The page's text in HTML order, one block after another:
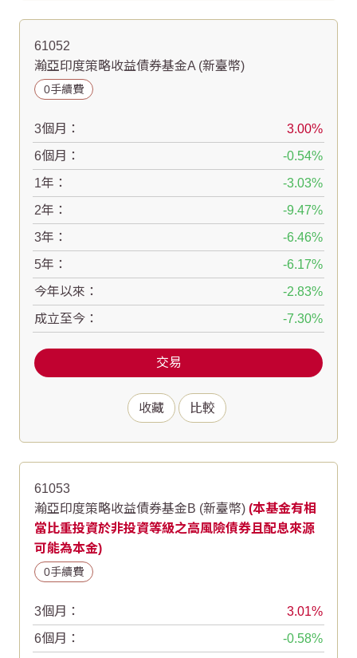
收藏 比較
61052
瀚亞印度策略收益債券基金A (新臺幣)
0手續費
3個月：
3.00
6個月：
-0.54
1年：
-3.03
2年：
-9.47
3年：
-6.46
5年：
-6.17
今年以來：
-2.83
成立至今：
-7.30
交易
61053
瀚亞印度策略收益債券基金B (新臺幣) (本基金有相
當比重投資於非投資等級之高風險債券且配息來源
可能為本金)
0手續費
3個月：
3.01
6個月：
-0.58